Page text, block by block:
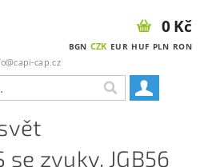
cap.cz
BGN CZK EUR HUF PLN RON
0 Kč
se zvuky, JGB56